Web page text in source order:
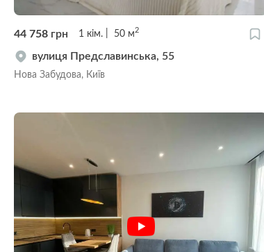
44 758 грн 1 кім. 50 м2
вулиця Предславинська, 55
Нова Забудова, Київ